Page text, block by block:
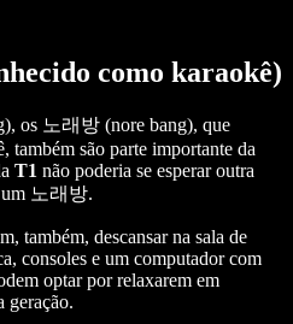
como karaokê)
os 노래방 (nore bang), que
também são parte importante da
T1 não poderia se esperar outra
um 노래방.
também, descansar na sala de
consoles e um computador com
optar por relaxarem em
geração.